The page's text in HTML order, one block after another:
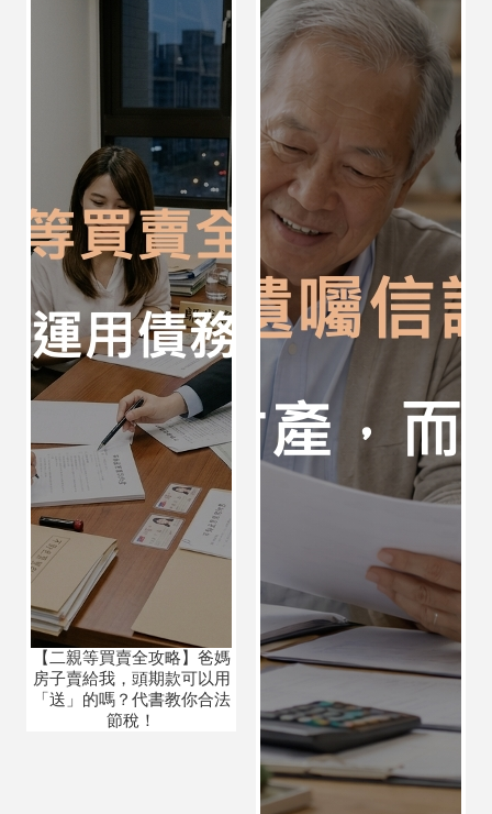
【二親等買賣全攻略】爸媽
房子賣給我，頭期款可以用
「送」的嗎？代書教你合法
節稅！